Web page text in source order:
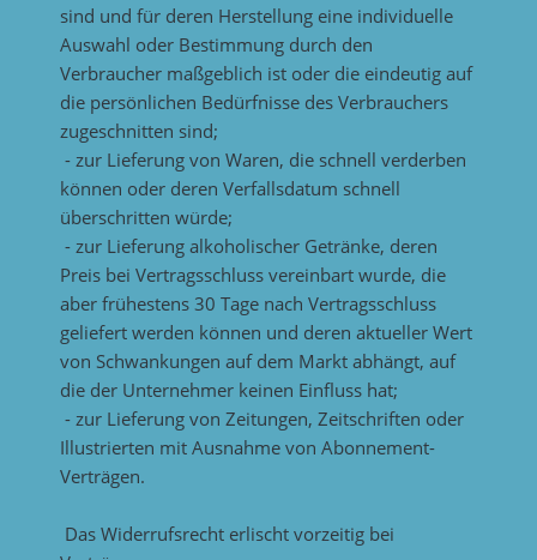
sind und für deren Herstellung eine individuelle
Auswahl oder Bestimmung durch den
Verbraucher maßgeblich ist oder die eindeutig auf
die persönlichen Bedürfnisse des Verbrauchers
zugeschnitten sind;
- zur Lieferung von Waren, die schnell verderben
können oder deren Verfallsdatum schnell
überschritten würde;
- zur Lieferung alkoholischer Getränke, deren
Preis bei Vertragsschluss vereinbart wurde, die
aber frühestens 30 Tage nach Vertragsschluss
geliefert werden können und deren aktueller Wert
von Schwankungen auf dem Markt abhängt, auf
die der Unternehmer keinen Einfluss hat;
- zur Lieferung von Zeitungen, Zeitschriften oder
Illustrierten mit Ausnahme von Abonnement-
Verträgen.
Das Widerrufsrecht erlischt vorzeitig bei